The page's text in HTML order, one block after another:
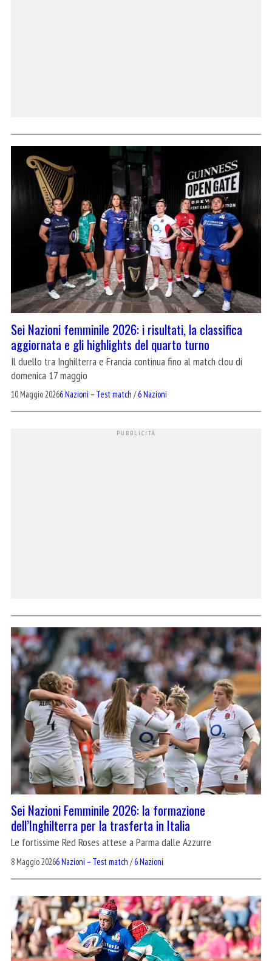
Sei Nazioni femminile 2026: i risultati, la classifica
aggiornata e gli highlights del quarto turno
Il duello tra Inghilterra e Francia continua fino al match clou di
domenica 17 maggio
10 Maggio 20266 Nazioni – Test match /6 Nazioni
Sei Nazioni Femminile 2026: la formazione
dell’Inghilterra per la trasferta in Italia
Le fortissime Red Roses attese a Parma dalle Azzurre
8 Maggio 20266 Nazioni – Test match /6 Nazioni